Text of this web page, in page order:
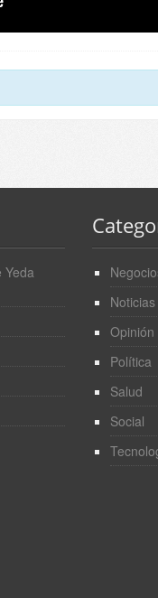
Yeda
Noticias
Opinión
Política
Salud
Social